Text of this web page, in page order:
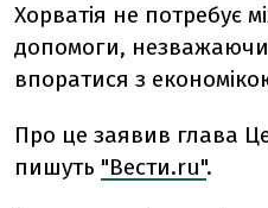
Хорватія не потребує
допомоги,
впоратися з
Про це заявив глава
пишуть "Вести.ru".